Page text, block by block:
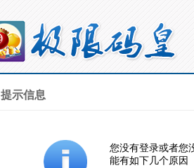
提示信息
您没有登录或者您
能有如下几个原因